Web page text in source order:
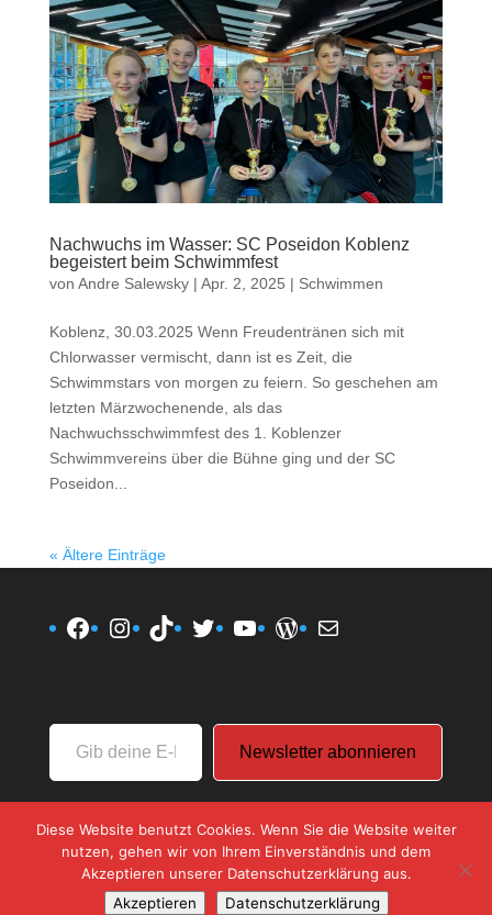
Nachwuchs im Wasser: SC Poseidon Koblenz
begeistert beim Schwimmfest
von Andre Salewsky| Apr. 2, 2025 | Schwimmen
Koblenz, 30.03.2025 Wenn Freudentränen sich mit
Chlorwasser vermischt, dann ist es Zeit, die
Schwimmstars von morgen zu feiern. So geschehen am
letzten Märzwochenende, als das
Nachwuchsschwimmfest des 1. Koblenzer
Schwimmvereins über die Bühne ging und der SC
Poseidon...
« Ältere Einträge
Facebook
Instagram
TikTokTwitterYouTube
WordPress
E-Mail
deine
E-
Adresse
ein ...
Newsletter abonnieren
Designed byElegant Themes| Powered byWordPress
Diese Website benutzt Cookies. Wenn Sie die Website weiter
nutzen, gehen wir von Ihrem Einverständnis und dem
Akzeptieren unserer Datenschutzerklärung aus.
Akzeptieren
Datenschutzerklärung